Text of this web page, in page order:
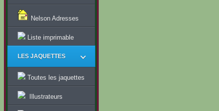
Nelson Adresses
Liste imprimable
LES JAQUETTES
Toutes les jaquettes
Illustrateurs